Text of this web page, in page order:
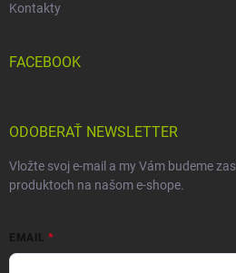
Kontakty
FACEBOOK
ODOBERAŤ NEWSLETTER
Vložte svoj e-mail a my Vám budeme
produktoch na našom e-shope.
EMAIL